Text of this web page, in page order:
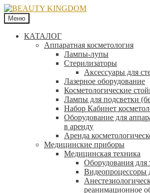
Меню
КАТАЛОГ
Аппаратная косметология
Лампы-лупы
Стерилизаторы
Аксессуары для
Лазерное оборудование
Косметологические
Лампы для подсветки
Набор Кабинет
Оборудование для
в аренду
Аренда
Медицинские приборы
Медицинская техника
Оборудования для
Видеопроцессоры
реанимационное